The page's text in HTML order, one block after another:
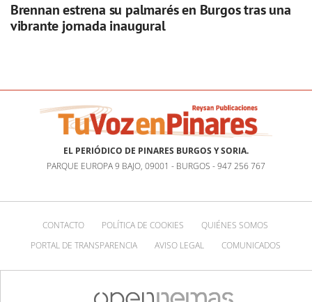
Brennan estrena su palmarés en Burgos tras una
vibrante jornada inaugural
EL PERIÓDICO DE PINARES BURGOS Y SORIA.
PARQUE EUROPA 9 BAJO, 09001 - BURGOS - 947 256 767
CONTACTO POLÍTICA DE COOKIES
QUIÉNES SOMOS
PORTAL DE TRANSPARENCIA
AVISO LEGAL COMUNICADOS